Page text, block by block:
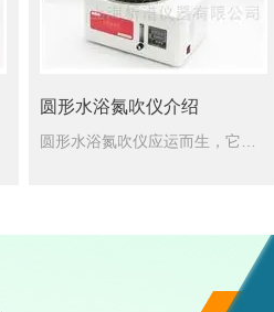
大屏紫外可见分光光度计
线。仪器内部采用插键式组装方法
圆形水浴氮吹仪介绍
圆形水浴氮吹仪应运而生，它不仅解决了采用旋转蒸发仪的所有缺点，尤其是小量多个的样品，也成为每一个化学实验室的必配仪器。而对于不能加热的甚至需要冷却浓缩的样品，则更是只能使用氮吹仪进行浓缩。圆形水浴氮吹...